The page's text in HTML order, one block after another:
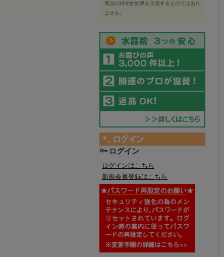
商品の科学的効果を主張するものではあり
ません。
ログイン
ログインはこちら
新規会員登録はこちら